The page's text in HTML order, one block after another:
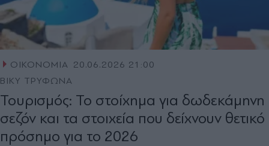
ΟΙΚΟΝΟΜΙΑ 20.06.2026 21:00
ΒΙΚΥ ΤΡΥΦΩΝΑ
Toυρισμός: To στοίχημα για δωδεκάμηνη
σεζόν και τα στοιχεία που δείχνουν θετικό
πρόσημο για το 2026